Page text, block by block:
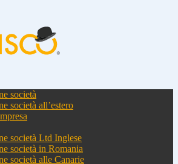
società
società all’estero
società Ltd Inglese
società in Romania
società alle Canarie